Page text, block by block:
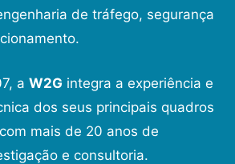
de tráfego, segurança
a W2G integra a experiência e
dos seus principais quadros
mais de 20 anos de
e consultoria.